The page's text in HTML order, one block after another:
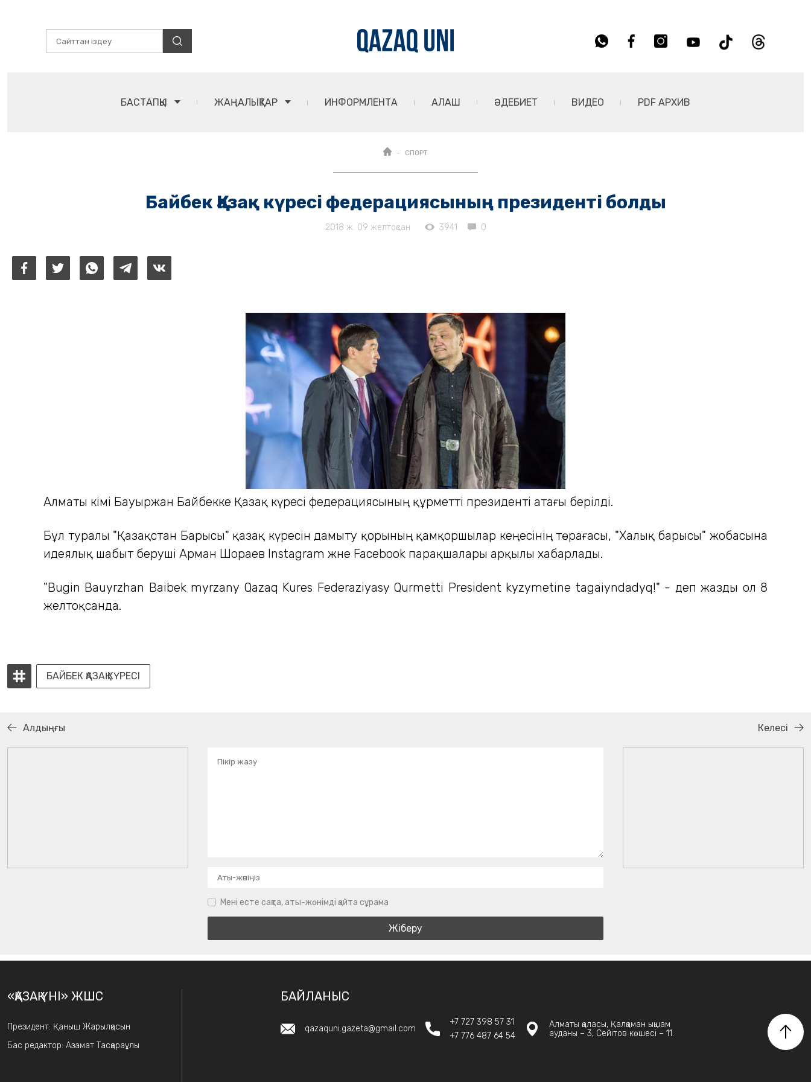
БАСТАПҚЫ ЖАҢАЛЫҚТАР ИНФОРМЛЕНТА АЛАШ ӘДЕБИЕТ ВИДЕО PDF АРХИВ
СПОРТ
Байбек Қазақ күресі федерациясының президенті болды
2018 ж. 09 желтоқсан 3941 0
Алматы әкімі Бауыржан Байбекке Қазақ күресі федерациясының құрметті президенті атағы берілді.
Бұл туралы "Қазақстан Барысы" қазақ күресін дамыту қорының қамқоршылар кеңесінің төрағасы, "Халық барысы" жобасына
идеялық шабыт беруші Арман Шораев Instagram және Facebook парақшалары арқылы хабарлады.
"Bugin Bauyrzhan Baibek myrzany Qazaq Kures Federaziyasy Qurmetti President kyzymetine tagaiyndadyq!" - деп жазды ол 8
желтоқсанда.
БАЙБЕК ҚАЗАҚ КҮРЕСІ
Алдыңғы Келесі
Мені есте сақта, аты-жөнімді қайта сұрама
«ҚАЗАҚ ҮНІ» ЖШС
Президент: Қаныш Жарылқасын
Бас редактор: Азамат Тасқараұлы
БАЙЛАНЫС
qazaquni.gazeta@gmail.com
+7 727 398 57 31
+7 776 487 64 54
Алматы қаласы, Қалқаман ықшам
ауданы – 3, Сейітов көшесі – 11.